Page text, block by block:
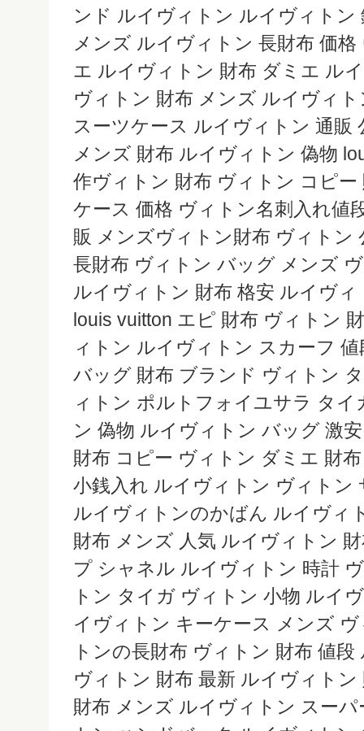
ンド ルイヴィトン ルイヴィトン
メンズ ルイヴィトン 長財布 価
エ ルイヴィトン 財布 ダミエ ル
ヴィトン 財布 メンズ ルイヴィ
スーツケース ルイヴィトン 通販
メンズ 財布 ルイヴィトン 偽物
作ヴィトン 財布 ヴィトン コピ
ケース 価格 ヴィトン名刺入れ値
販 メンズヴィトン財布 ヴィトン
長財布 ヴィトン バッグ メンズ
ルイヴィトン 財布 格安 ルイヴ
louis vuitton エピ 財布 ヴィトン
ィトン ルイヴィトン スカーフ
バッグ 財布 ブランド ヴィトン
ィトン ポルトフォイユサラ タ
ン 偽物 ルイヴィトン バッグ 激
財布 コピー ヴィトン ダミエ 財
小銭入れ ルイヴィトン ヴィトン
ルイヴィトンのかばん ルイヴィ
財布 メンズ 人気 ルイヴィトン
プ シャネル ルイヴィトン 時計
トン タイガ ヴィトン 小物 ルイ
イヴィトン キーケース メンズ
トンの長財布 ヴィトン 財布 値
ヴィトン 財布 最新 ルイヴィト
財布 メンズ ルイヴィトン スー